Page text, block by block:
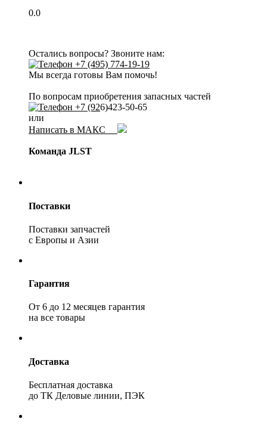
0.0
Остались вопросы? Звоните нам:
+7 (495) 774-19-19
Мы всегда готовы Вам помочь!
По вопросам приобретения запасных частей
+7 (926)423-50-65
или
Написать в МАКС
Команда JLST
Поставки
Поставки запчастей
с Европы и Азии
Гарантия
От 6 до 12 месяцев гарантия
на все товары
Доставка
Бесплатная доставка
до ТК Деловые линии, ПЭК